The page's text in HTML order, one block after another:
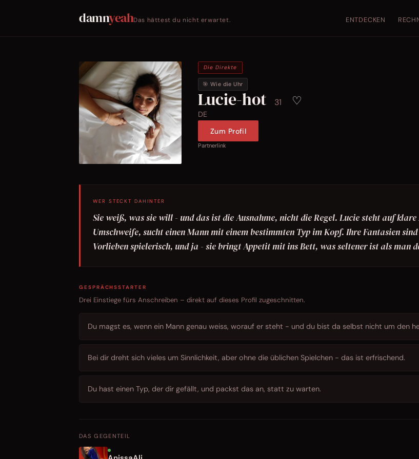
damnyeahDas hättest du nicht erwartet. ENTDECKEN
Die Direkte
🎯 Wie die Uhr
Lucie-hot 31 ♡
DE
Zum Profil
Partnerlink
WER STECKT DAHINTER
Sie weiß, was sie will - und das ist die Ausnahme, nicht die Regel. Lucie steht auf
Umschweife, sucht einen Mann mit einem bestimmten Typ im Kopf. Ihre Fantasien
Vorlieben spielerisch, und ja - sie bringt Appetit mit ins Bett, was seltener ist als man
GESPRÄCHSSTARTER
Drei Einstiege fürs Anschreiben – direkt auf dieses Profil zugeschnitten.
Du magst es, wenn ein Mann genau weiss, worauf er steht - und du bist da selbst nicht um den
Bei dir dreht sich vieles um Sinnlichkeit, aber ohne die üblichen Spielchen - das ist erfrischend.
Du hast einen Typ, der dir gefällt, und packst das an, statt zu warten.
DAS GEGENTEIL